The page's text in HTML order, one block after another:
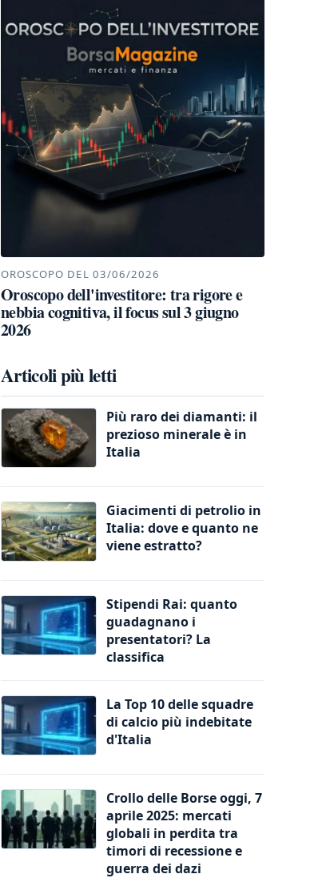
OROSCOPO DEL 03/06/2026
Oroscopo dell'investitore: tra rigore e
nebbia cognitiva, il focus sul 3 giugno
2026
Articoli più letti
Più raro dei diamanti: il
prezioso minerale è in
Italia
Giacimenti di petrolio in
Italia: dove e quanto ne
viene estratto?
Stipendi Rai: quanto
guadagnano i
presentatori? La
classifica
La Top 10 delle squadre
di calcio più indebitate
d'Italia
Crollo delle Borse oggi, 7
aprile 2025: mercati
globali in perdita tra
timori di recessione e
guerra dei dazi